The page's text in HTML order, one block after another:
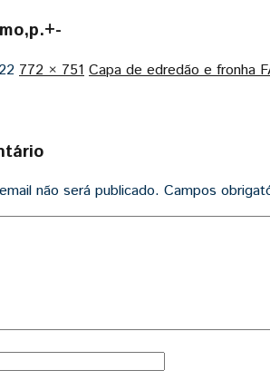
772 × 751 Capa de edredão e fronha
não será publicado. Campos